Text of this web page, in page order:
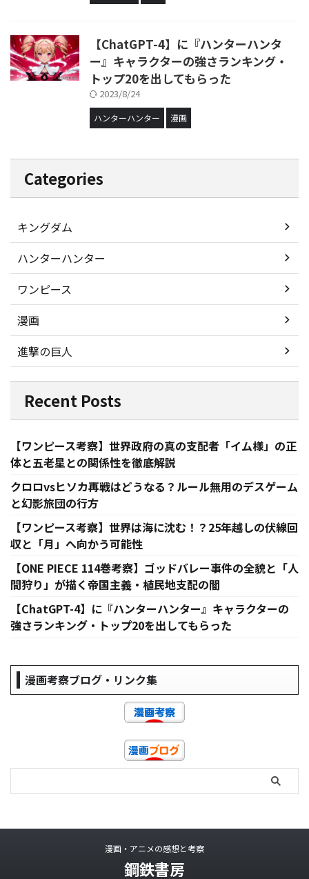
【ChatGPT-4】に『ハンターハンタ
ー』キャラクターの強さランキング・
トップ20を出してもらった
2023/8/24
ハンターハンター 漫画
Categories
キングダム
ハンターハンター
ワンピース
漫画
進撃の巨人
Recent Posts
【ワンピース考察】世界政府の真の支配者「イム様」の正
体と五老星との関係性を徹底解説
クロロvsヒソカ再戦はどうなる？ルール無用のデスゲーム
と幻影旅団の行方
【ワンピース考察】世界は海に沈む！？25年越しの伏線回
収と「月」へ向かう可能性
【ONE PIECE 114巻考察】ゴッドバレー事件の全貌と「人
間狩り」が描く帝国主義・植民地支配の闇
【ChatGPT-4】に『ハンターハンター』キャラクターの
強さランキング・トップ20を出してもらった
漫画考察ブログ・リンク集
漫画・アニメの感想と考察
鋼鉄書房